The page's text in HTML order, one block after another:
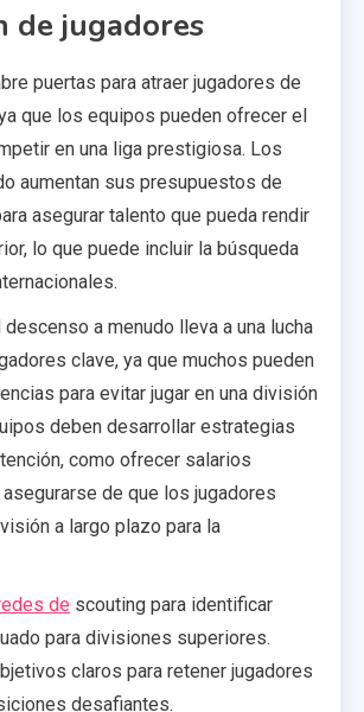
de jugadores
puertas para atraer jugadores de
que los equipos pueden ofrecer el
en una liga prestigiosa. Los
aumentan sus presupuestos de
asegurar talento que pueda rendir
lo que puede incluir la búsqueda
descenso a menudo lleva a una lucha
clave, ya que muchos pueden
para evitar jugar en una división
deben desarrollar estrategias
como ofrecer salarios
de que los jugadores
a largo plazo para la
de scouting para identificar
para divisiones superiores.
claros para retener jugadores
desafiantes.